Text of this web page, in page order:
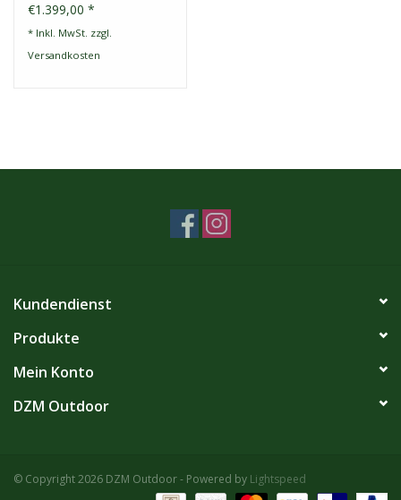
€1.399,00 *
* Inkl. MwSt. zzgl.
Versandkosten
Kundendienst
Produkte
Mein Konto
DZM Outdoor
© Copyright 2026 DZM Outdoor - Powered by Lightspeed